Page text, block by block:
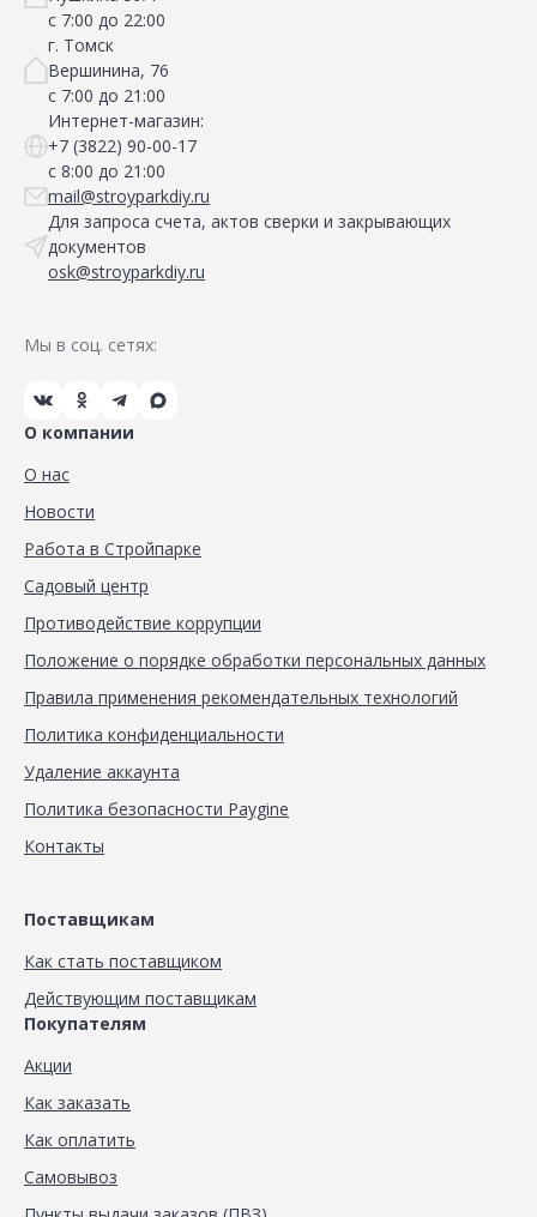
с 7:00 до 22:00
г. Томск
Вершинина, 76
с 7:00 до 21:00
Интернет-магазин:
+7 (3822) 90-00-17
с 8:00 до 21:00
mail@stroyparkdiy.ru
Для запроса счета, актов сверки и закрывающих
документов
osk@stroyparkdiy.ru
Мы в соц. сетях:
О компании
О нас
Новости
Работа в Стройпарке
Садовый центр
Противодействие коррупции
Положение о порядке обработки персональных данных
Правила применения рекомендательных технологий
Политика конфиденциальности
Удаление аккаунта
Политика безопасности Paygine
Контакты
Поставщикам
Как стать поставщиком
Действующим поставщикам
Покупателям
Акции
Как заказать
Как оплатить
Самовывоз